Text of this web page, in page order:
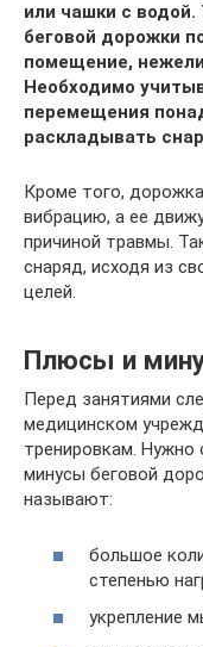
или чашки с
беговой дорожки
помещение,
Необходимо
перемещения
раскладывать
Кроме того,
вибрацию, а ее
причиной травмы.
снаряд, исходя из
целей.
Плюсы и
Перед занятиями
медицинском
тренировкам. Нужно
минусы беговой
называют:
большое
степенью
укрепление